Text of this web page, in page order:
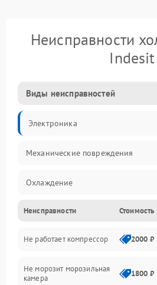
Неисправности
Indesit
Виды неисправностей
Электроника
Механические повреждения
Охлаждение
Механика
Электропитание
Дренаж
Неисправности Стоимость
Не работает компрессор 2000 ₽
Не морозит морозильная
камера
1800 ₽